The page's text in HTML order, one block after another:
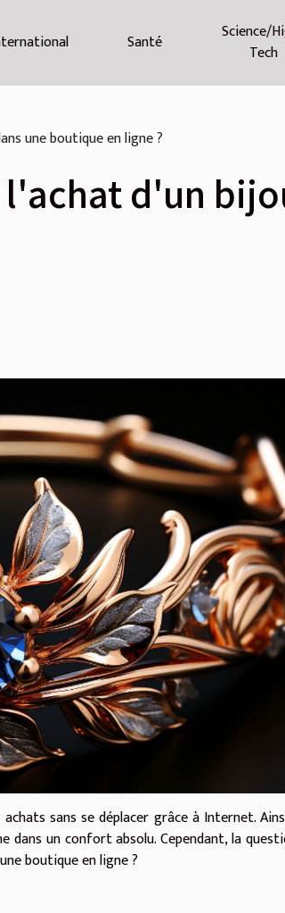
Santé
Science/
Tech
une boutique en ligne ?
d'un
sans se déplacer grâce à Internet.
un confort absolu. Cependant, la
boutique en ligne ?